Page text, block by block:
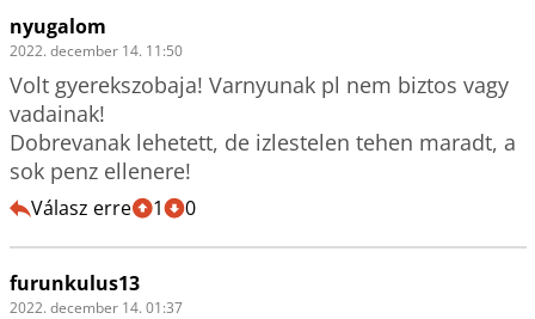
nyugalom
2022. december 14. 11:50
Volt gyerekszobaja! Varnyunak pl nem biztos vagy
vadainak!
Dobrevanak lehetett, de izlestelen tehen maradt, a
sok penz ellenere!
Válasz erre 1 0
furunkulus13
2022. december 14. 01:37